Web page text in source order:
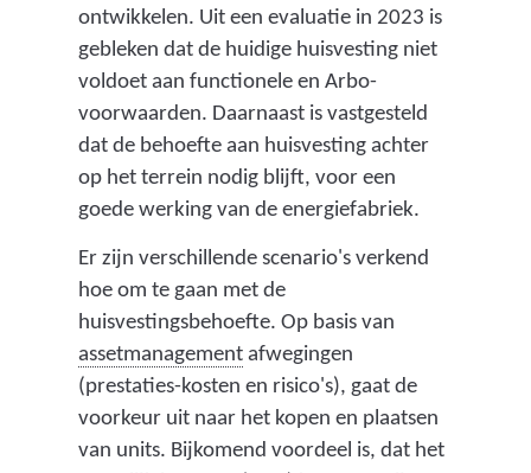
ontwikkelen. Uit een evaluatie in 2023 is
gebleken dat de huidige huisvesting niet
voldoet aan functionele en Arbo-
voorwaarden. Daarnaast is vastgesteld
dat de behoefte aan huisvesting achter
op het terrein nodig blijft, voor een
goede werking van de energiefabriek.
Er zijn verschillende scenario's verkend
hoe om te gaan met de
huisvestingsbehoefte. Op basis van
assetmanagement(
o
n
d
afwegingen
(prestaties-kosten en risico's), gaat de
voorkeur uit naar het kopen en plaatsen
van units. Bijkomend voordeel is, dat het